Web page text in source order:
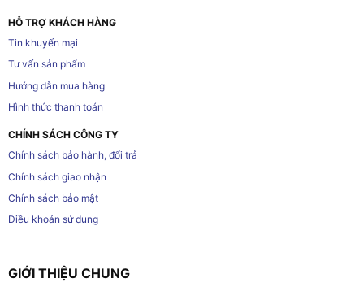
HỖ TRỢ KHÁCH HÀNG
Tin khuyến mại
Tư vấn sản phẩm
Hướng dẫn mua hàng
Hình thức thanh toán
CHÍNH SÁCH CÔNG TY
Chính sách bảo hành, đổi trả
Chính sách giao nhận
Chính sách bảo mật
Điều khoản sử dụng
GIỚI THIỆU CHUNG